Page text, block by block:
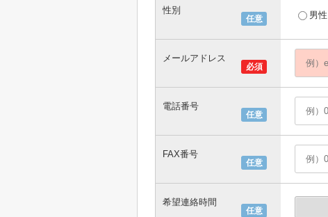
任意
性別 男性
必須
メールアドレス
任意
電話番号
任意
FAX番号
任意
希望連絡時間